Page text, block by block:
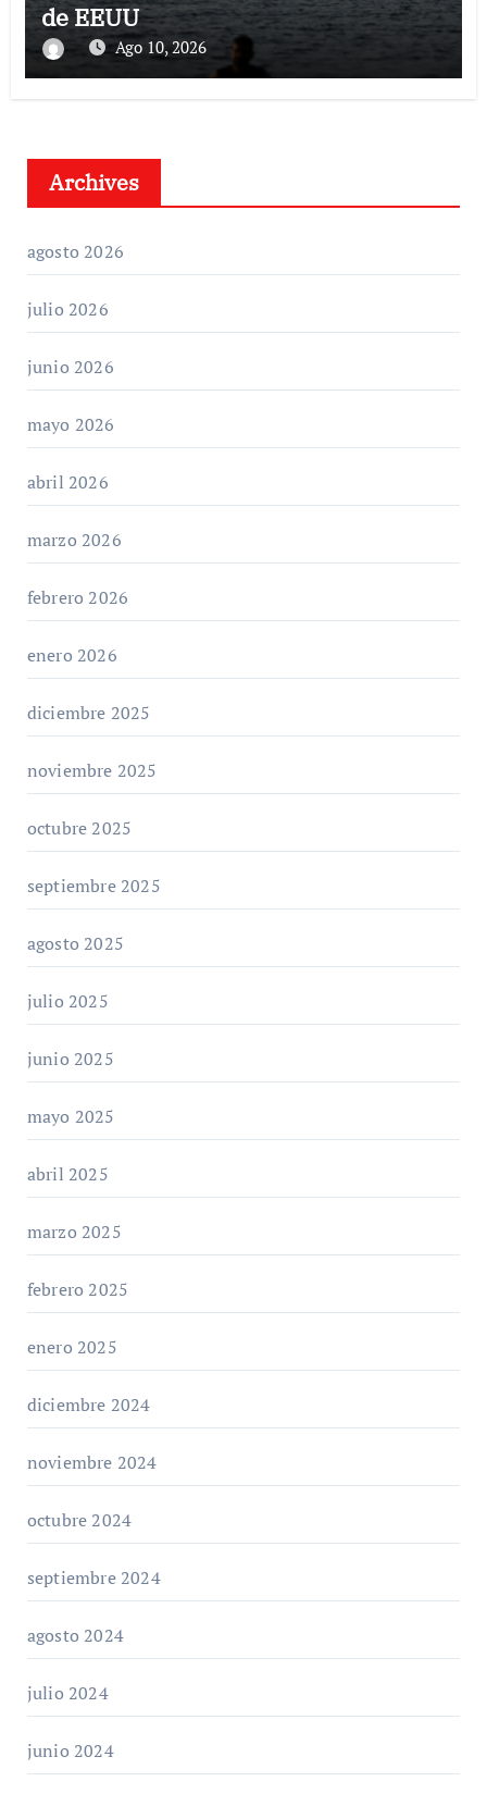
de EEUU
Ago 10, 2026
Archives
agosto 2026
julio 2026
junio 2026
mayo 2026
abril 2026
marzo 2026
febrero 2026
enero 2026
diciembre 2025
noviembre 2025
octubre 2025
septiembre 2025
agosto 2025
julio 2025
junio 2025
mayo 2025
abril 2025
marzo 2025
febrero 2025
enero 2025
diciembre 2024
noviembre 2024
octubre 2024
septiembre 2024
agosto 2024
julio 2024
junio 2024